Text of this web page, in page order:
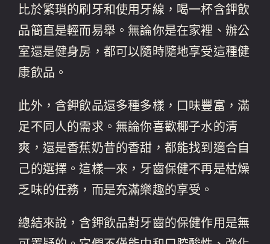
比於繁瑣的刷牙和使用牙線，喝一杯含鉀飲
品簡直是輕而易舉。無論你是在家裡、辦公
室還是健身房，都可以隨時隨地享受這種健
康飲品。
此外，含鉀飲品還多種多樣，口味豐富，滿
足不同人的需求。無論你喜歡椰子水的清
爽，還是香蕉奶昔的香甜，都能找到適合自
己的選擇。這樣一來，牙齒保健不再是枯燥
乏味的任務，而是充滿樂趣的享受。
總結來說，含鉀飲品對牙齒的保健作用是無